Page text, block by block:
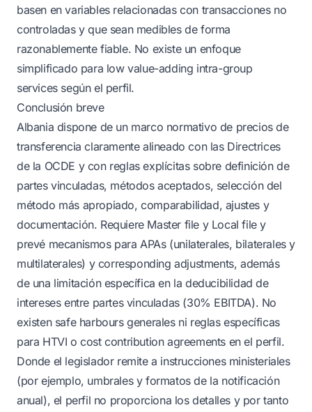
basen en variables relacionadas con transacciones no
controladas y que sean medibles de forma
razonablemente fiable. No existe un enfoque
simplificado para low value-adding intra-group
services según el perfil.
Conclusión breve
Albania dispone de un marco normativo de precios de
transferencia claramente alineado con las Directrices
de la OCDE y con reglas explícitas sobre definición de
partes vinculadas, métodos aceptados, selección del
método más apropiado, comparabilidad, ajustes y
documentación. Requiere Master file y Local file y
prevé mecanismos para APAs (unilaterales, bilaterales y
multilaterales) y corresponding adjustments, además
de una limitación específica en la deducibilidad de
intereses entre partes vinculadas (30% EBITDA). No
existen safe harbours generales ni reglas específicas
para HTVI o cost contribution agreements en el perfil.
Donde el legislador remite a instrucciones ministeriales
(por ejemplo, umbrales y formatos de la notificación
anual), el perfil no proporciona los detalles y por tanto